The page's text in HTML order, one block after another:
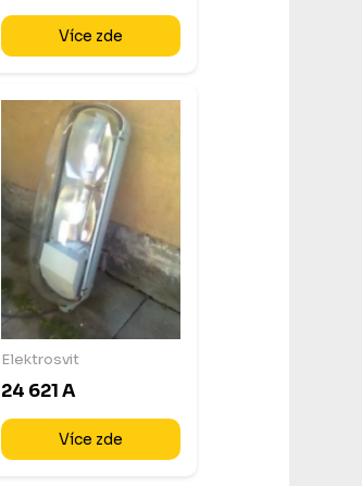
Více zde
Elektrosvit
24 621 A
Více zde